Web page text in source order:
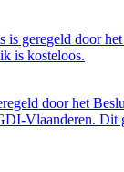
geregeld door
is kosteloos.
door het
Vlaanderen. Dit